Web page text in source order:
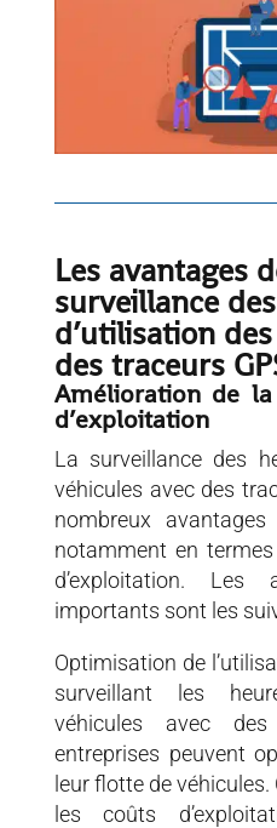
Les avantages
surveillance
d’utilisation
des traceurs
Amélioration de
d’exploitation
La surveillance des
véhicules avec des
nombreux
notamment en
d’exploitation.
importants sont les
Optimisation de
surveillant les
véhicules avec
entreprises peuvent
leur flotte de
les coûts